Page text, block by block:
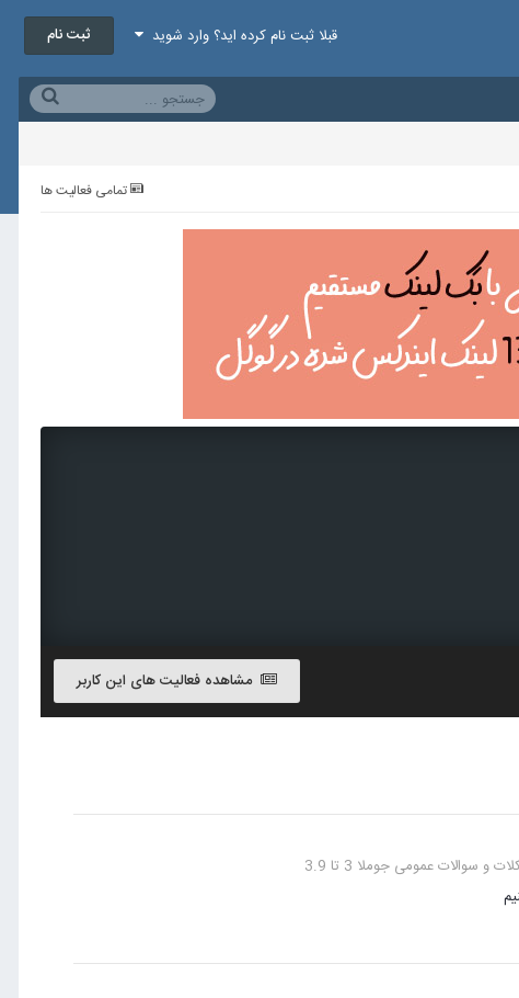
قبلا ثبت نام کرده اید؟ وارد شوید ثبت نام
تمامی فعالیت ها
مشاهده فعالیت های این کاربر
و سوالات عمومی جوملا 3 تا 3.9